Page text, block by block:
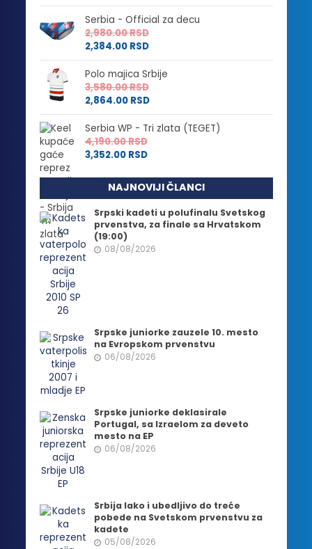
Serbia - Official za decu
2,980.00RSD
2,384.00 RSD
Polo majica Srbije
3,580.00RSD
2,864.00 RSD
Serbia WP - Tri zlata (TEGET)
4,190.00RSD
3,352.00 RSD
NAJNOVIJI ČLANCI
Srpski kadeti u polufinalu Svetskog
prvenstva, za finale sa Hrvatskom
(19:00)
08/08/2026
Srpske juniorke zauzele 10. mesto
na Evropskom prvenstvu
06/08/2026
Srpske juniorke deklasirale
Portugal, sa Izraelom za deveto
mesto na EP
06/08/2026
Srbija lako i ubedljivo do treće
pobede na Svetskom prvenstvu za
kadete
05/08/2026